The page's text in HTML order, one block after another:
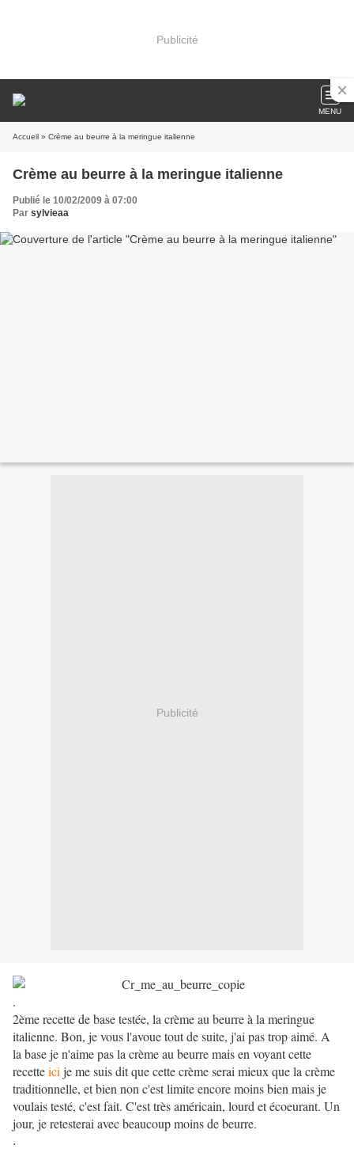
Publicité
MENU
Accueil » Crème au beurre à la meringue italienne
Crème au beurre à la meringue italienne
Publié le 10/02/2009 à 07:00
Par sylvieaa
Publicité
.
2ème recette de base testée, la crème au beurre à la meringue
italienne. Bon, je vous l'avoue tout de suite, j'ai pas trop aimé. A
la base je n'aime pas la crème au beurre mais en voyant cette
recetteici je me suis dit que cette crème serai mieux que la crème
traditionnelle, et bien non c'est limite encore moins bien mais je
voulais testé, c'est fait. C'est très américain, lourd et écoeurant. Un
jour, je retesterai avec beaucoup moins de beurre.
.